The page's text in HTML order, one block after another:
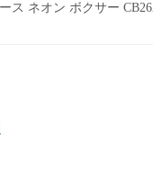
ス ネオン ボクサー